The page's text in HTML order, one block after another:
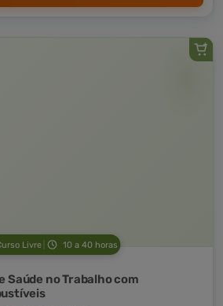
Livre 10 a 40 horas
Saúde no Trabalho com